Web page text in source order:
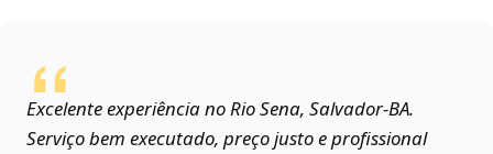
Excelente experiência no Rio Sena, Salvador‑BA.
Serviço bem executado, preço justo e profissional